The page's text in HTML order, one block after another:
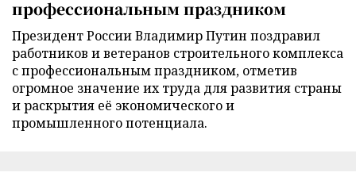
профессиональным праздником
Президент России Владимир Путин поздравил
работников и ветеранов строительного комплекса
с профессиональным праздником, отметив
огромное значение их труда для развития страны
и раскрытия её экономического и
промышленного потенциала.